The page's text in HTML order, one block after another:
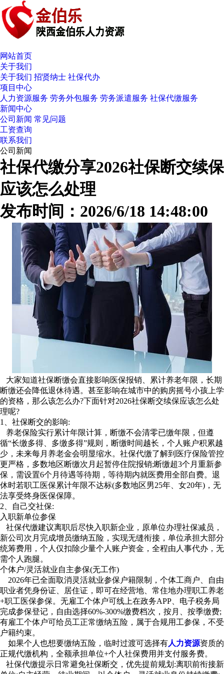
网站首页
关于我们
关于我们 招贤纳士 社保代办
项目中心
人力资源服务 劳务外包服务 劳务派遣服务 社保代缴服务
新闻中心
公司新闻 常见问题
工资查询
联系我们
公司新闻
社保代缴分享2026社保断交续保
应该怎么处理
发布时间：2026/6/18 14:48:00
大家知道社保断缴会直接影响医保报销、累计养老年限，长期
断缴还会降低退休待遇。甚至影响在城市中的购房摇号小孩上学
的资格，那么该怎么办?下面针对2026社保断交续保应该怎么处
理呢?
1、社保断交的影响:
养老保险实行累计年限计算，断缴不会清零已缴年限，但遵
循“长缴多得、多缴多得”规则，断缴时间越长，个人账户积累越
少，未来每月养老金会明显缩水。社保代缴了解到医疗保险管控
更严格，多数地区断缴次月起暂停住院报销;断缴超3个月重新参
保，需设置6个月待遇等待期，等待期内就医费用全部自费。退
休时若职工医保累计年限不达标(多数地区男25年、女20年)，无
法享受终身医保保障。
2、自己交社保:
入职新单位参保
社保代缴建议离职后尽快入职新企业，原单位办理社保减员，
新公司次月完成增员缴纳五险，实现无缝衔接，单位承担大部分
统筹费用，个人仅扣除少量个人账户资金，全程由人事代办，无
需个人跑腿。
个体户/灵活就业自主参保(无工作)
2026年已全面取消灵活就业参保户籍限制，个体工商户、自由
职业者凭身份证、居住证，即可在经营地、常住地办理职工养老
+职工医保参保。无雇工个体户可线上在政务APP、电子税务局
完成参保登记，自由选择60%-300%缴费档次，按月、按季缴费;
有雇工个体户可给员工正常缴纳五险，属于合规用工参保，不受
户籍约束。
如果个人也想要缴纳五险，临时过渡可选择有人力资源资质的
正规代缴机构，全额承担单位+个人社保费用并支付服务费。
社保代缴提示日常避免社保断交，优先提前规划:离职前衔接新